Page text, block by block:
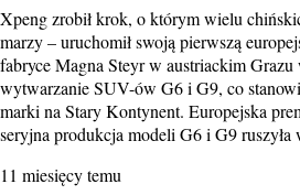
Xpeng zrobił krok, o którym wielu
marzy – uruchomił swoją pierwszą
fabryce Magna Steyr w austriackim Grazu
wytwarzanie SUV-ów G6 i G9, co
marki na Stary Kontynent. Europejska
seryjna produkcja modeli G6 i G9
11 miesięcy temu